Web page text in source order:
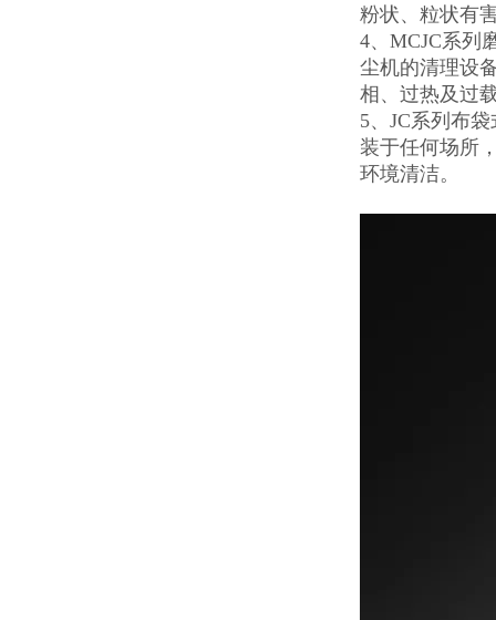
粉状、粒状有
4、MCJC系列
尘机的清理设
相、过热及过
5、JC系列布
装于任何场所
环境清洁。